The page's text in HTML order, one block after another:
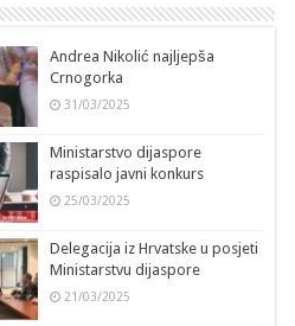
Andrea Nikolić najljepša
Crnogorka
31/03/2025
Ministarstvo dijaspore
raspisalo javni konkurs
25/03/2025
Delegacija iz Hrvatske u posjeti
Ministarstvu dijaspore
21/03/2025